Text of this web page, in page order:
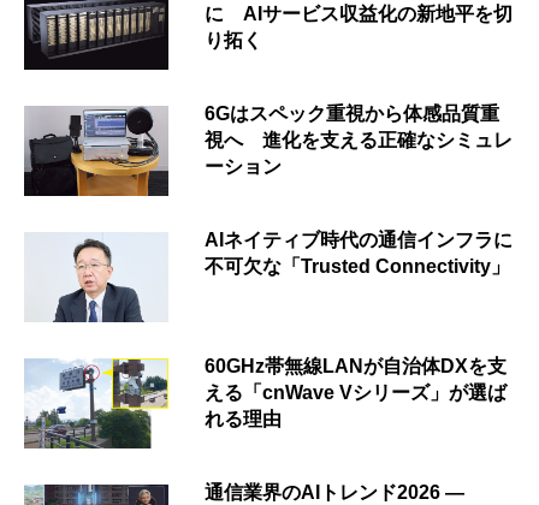
に AIサービス収益化の新地平を切
り拓く
6Gはスペック重視から体感品質重
視へ 進化を支える正確なシミュレ
ーション
AIネイティブ時代の通信インフラに
不可欠な「Trusted Connectivity」
60GHz帯無線LANが自治体DXを支
える「cnWave Vシリーズ」が選ば
れる理由
通信業界のAIトレンド2026 ―